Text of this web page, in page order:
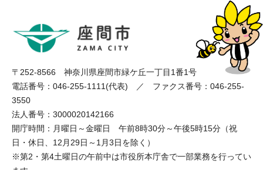
〒252-8566 神奈川県座間市緑ケ丘一丁目1番1号
電話番号：046-255-1111(代表) ／ ファクス番号：046-255-
3550
法人番号：3000020142166
開庁時間：月曜日～金曜日 午前8時30分～午後5時15分（祝
日・休日、12月29日～1月3日を除く）
※第2・第4土曜日の午前中は市役所本庁舎で一部業務を行ってい